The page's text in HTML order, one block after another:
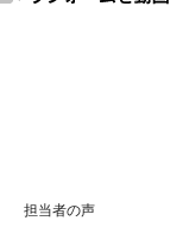
担当者の声